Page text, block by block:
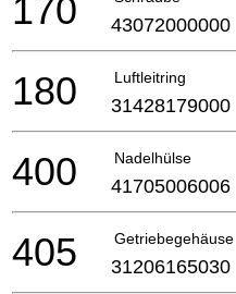
170 43072000000
Luftleitring
180 31428179000
Nadelhülse
400 41705006006
Getriebegehäuse
405 31206165030